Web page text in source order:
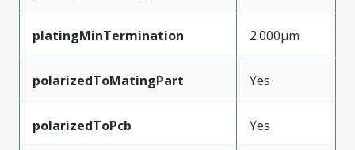
platingMinTermination 2.000µm
polarizedToMatingPart Yes
polarizedToPcb Yes